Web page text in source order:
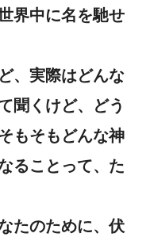
界中に名を馳せ
、実際はどんな
聞くけど、どう
もそもどんな神
ることって、た
たのために、伏